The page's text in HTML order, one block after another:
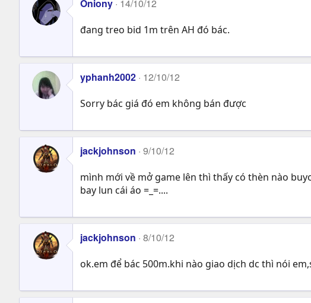
Oniony 14/10/12
đang treo bid 1m trên AH đó bác.
yphanh2002 12/10/12
Sorry bác giá đó em không bán được
jackjohnson 9/10/12
mình mới về mở game lên thì thấy có thèn nào
bay lun cái áo =_=....
jackjohnson 8/10/12
ok.em để bác 500m.khi nào giao dịch dc thì nói